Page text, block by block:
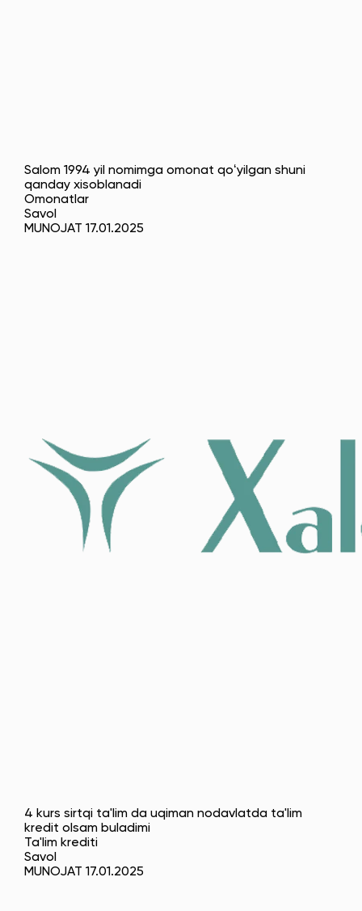
Salom 1994 yil nomimga omonat qoʻyilgan shuni
qanday xisoblanadi
Omonatlar
Savol
MUNOJAT 17.01.2025
4 kurs sirtqi ta'lim da uqiman nodavlatda ta'lim
kredit olsam buladimi
Ta'lim krediti
Savol
MUNOJAT 17.01.2025